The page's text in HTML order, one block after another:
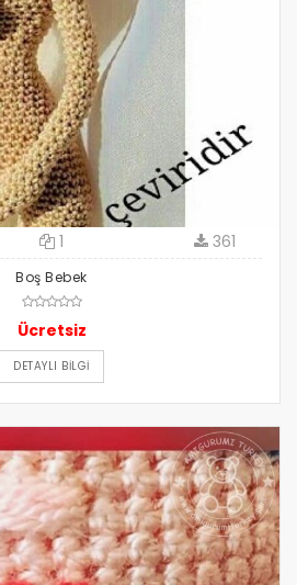
1 361
Boş Bebek
Ücretsiz
DETAYLI BILGI